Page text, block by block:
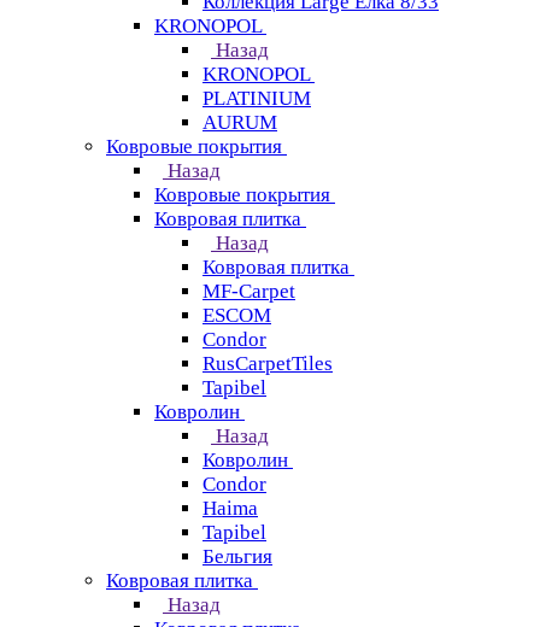
KRONOPOL
Назад
KRONOPOL
PLATINIUM
AURUM
Ковровые покрытия
Назад
Ковровые покрытия
Ковровая плитка
Назад
Ковровая плитка
MF-Carpet
ESCOM
Condor
RusCarpetTiles
Tapibel
Ковролин
Назад
Ковролин
Condor
Haima
Tapibel
Бельгия
Ковровая плитка
Назад